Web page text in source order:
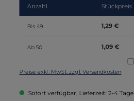
Anzahl Stückpreis
Bis 49 1,29 €
Ab 50 1,09 €
Preise exkl. MwSt. zzgl. Versandkosten
Sofort verfügbar, Lieferzeit: 2-4 Tage